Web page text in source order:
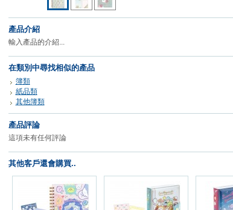
產品介紹
輸入產品的介紹...
在類別中尋找相似的產品
簿類
紙品類
其他簿類
產品評論
這項未有任何評論
其他客戶還會購買..